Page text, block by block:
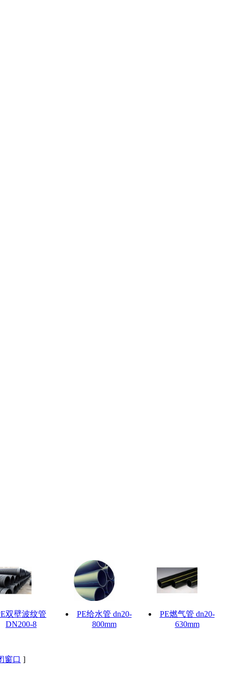
双壁波纹管
DN200-8
PE给水管 dn20-
800mm
PE燃气管 dn20-
630mm
窗口 ]